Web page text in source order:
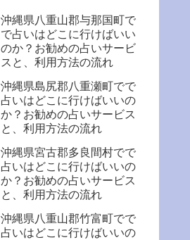
沖縄県八重山郡与那国町で
で占いはどこに行けばいい
のか？お勧めの占いサービ
スと、利用方法の流れ
沖縄県島尻郡八重瀬町でで
占いはどこに行けばいいの
か？お勧めの占いサービス
と、利用方法の流れ
沖縄県宮古郡多良間村でで
占いはどこに行けばいいの
か？お勧めの占いサービス
と、利用方法の流れ
沖縄県八重山郡竹富町でで
占いはどこに行けばいいの